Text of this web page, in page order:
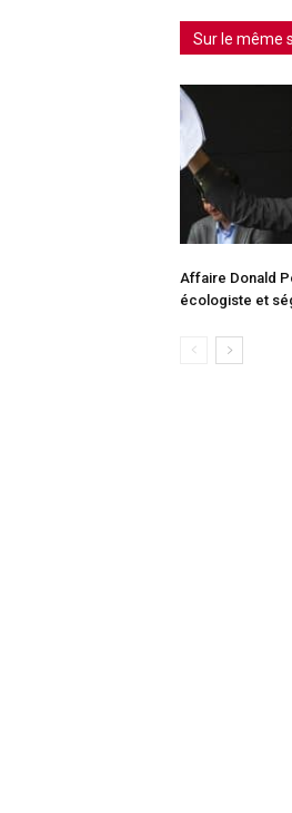
Sur le même
Affaire Donald
écologiste et